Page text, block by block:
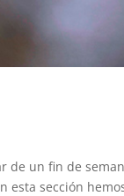
un fin de
esta sección